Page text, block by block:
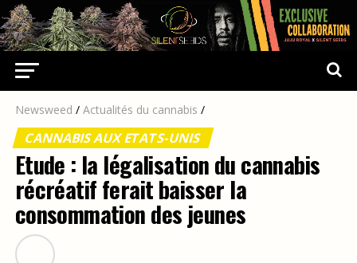
Newsweed / Actualités du cannabis /
CANNABIS AUX ETATS-UNIS
Etude : la légalisation du cannabis
récréatif ferait baisser la
consommation des jeunes